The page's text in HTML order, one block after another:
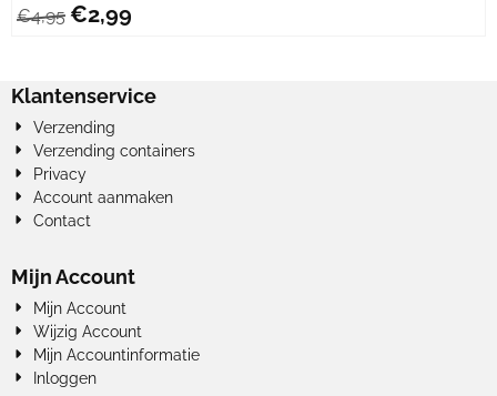
€4,95 €2,99
Klantenservice
Verzending
Verzending containers
Privacy
Account aanmaken
Contact
Mijn Account
Mijn Account
Wijzig Account
Mijn Accountinformatie
Inloggen